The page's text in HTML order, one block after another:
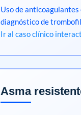
Uso de anticoagulantes
diagnóstico de
Ir al caso clínico
Asma